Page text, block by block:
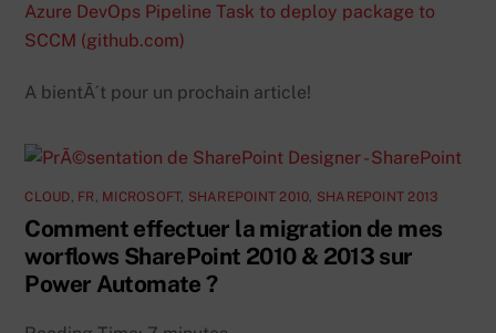
Azure DevOps Pipeline Task to deploy package to
SCCM (github.com)
A bientÃ´t pour un prochain article!
CLOUD FR MICROSOFT, SHAREPOINT 2010 SHAREPOINT 2013
Comment effectuer la migration de mes
worflows SharePoint 2010 & 2013 sur
Power Automate ?